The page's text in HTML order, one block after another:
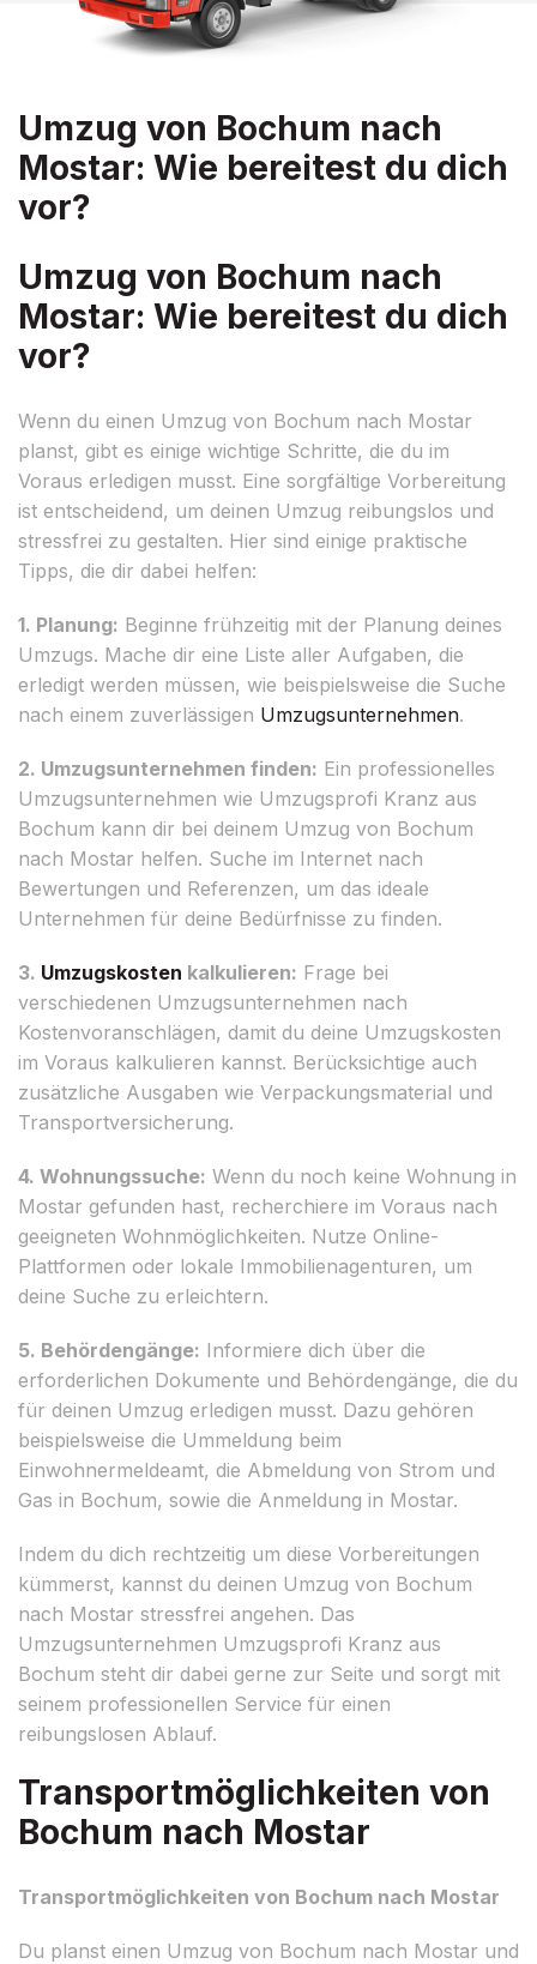
Umzug von Bochum nach
Mostar: Wie bereitest du dich
vor?
Umzug von Bochum nach
Mostar: Wie bereitest du dich
vor?
Wenn du einen Umzug von Bochum nach Mostar
planst, gibt es einige wichtige Schritte, die du im
Voraus erledigen musst. Eine sorgfältige Vorbereitung
ist entscheidend, um deinen Umzug reibungslos und
stressfrei zu gestalten. Hier sind einige praktische
Tipps, die dir dabei helfen:
1. Planung: Beginne frühzeitig mit der Planung deines
Umzugs. Mache dir eine Liste aller Aufgaben, die
erledigt werden müssen, wie beispielsweise die Suche
nach einem zuverlässigen Umzugsunternehmen.
2. Umzugsunternehmen finden: Ein professionelles
Umzugsunternehmen wie Umzugsprofi Kranz aus
Bochum kann dir bei deinem Umzug von Bochum
nach Mostar helfen. Suche im Internet nach
Bewertungen und Referenzen, um das ideale
Unternehmen für deine Bedürfnisse zu finden.
3. Umzugskosten kalkulieren: Frage bei
verschiedenen Umzugsunternehmen nach
Kostenvoranschlägen, damit du deine Umzugskosten
im Voraus kalkulieren kannst. Berücksichtige auch
zusätzliche Ausgaben wie Verpackungsmaterial und
Transportversicherung.
4. Wohnungssuche: Wenn du noch keine Wohnung in
Mostar gefunden hast, recherchiere im Voraus nach
geeigneten Wohnmöglichkeiten. Nutze Online-
Plattformen oder lokale Immobilienagenturen, um
deine Suche zu erleichtern.
5. Behördengänge: Informiere dich über die
erforderlichen Dokumente und Behördengänge, die du
für deinen Umzug erledigen musst. Dazu gehören
beispielsweise die Ummeldung beim
Einwohnermeldeamt, die Abmeldung von Strom und
Gas in Bochum, sowie die Anmeldung in Mostar.
Indem du dich rechtzeitig um diese Vorbereitungen
kümmerst, kannst du deinen Umzug von Bochum
nach Mostar stressfrei angehen. Das
Umzugsunternehmen Umzugsprofi Kranz aus
Bochum steht dir dabei gerne zur Seite und sorgt mit
seinem professionellen Service für einen
reibungslosen Ablauf.
Transportmöglichkeiten von
Bochum nach Mostar
Transportmöglichkeiten von Bochum nach Mostar
Du planst einen Umzug von Bochum nach Mostar und